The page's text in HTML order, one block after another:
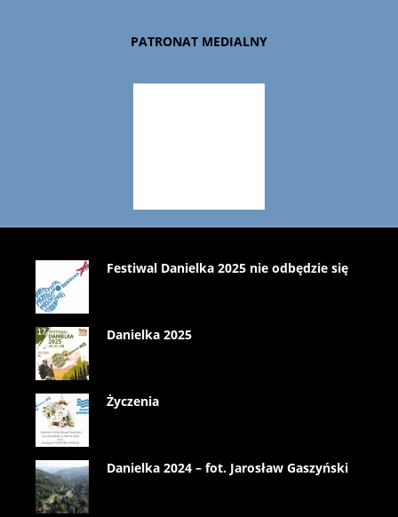
PATRONAT MEDIALNY
Festiwal Danielka 2025 nie odbędzie się
Danielka 2025
Życzenia
Danielka 2024 – fot. Jarosław Gaszyński